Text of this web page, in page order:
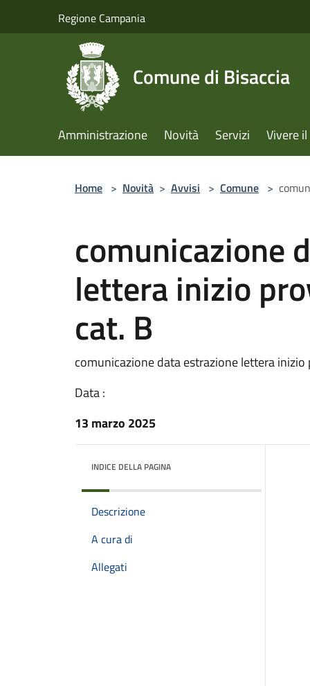
Regione Campania
Comune di Bisaccia
Amministrazione Novità Servizi Vivere
Home > Novità > Avvisi > Comune >
comunicazione
lettera inizio
cat. B
comunicazione data estrazione lettera inizio
Data :
13 marzo 2025
INDICE DELLA PAGINA
Descrizione
A cura di
Allegati